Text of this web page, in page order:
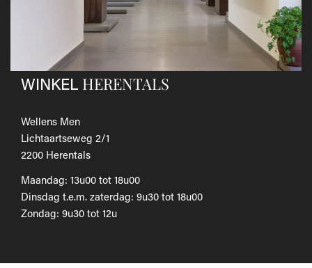
Als je het wilt omruilen voor een ander artikel, dien je een
nieuwe bestelling te plaatsen.
Voor onze uitgebreide beleid betreffende verzenden en
retourneren, raadpleeg onze Veelgestelde vragen
WINKEL HERENTALS
Wellens Men
Lichtaartseweg 2/1
2200 Herentals
Maandag: 13u00 tot 18u00
Dinsdag t.e.m. zaterdag: 9u30 tot 18u00
Zondag: 9u30 tot 12u